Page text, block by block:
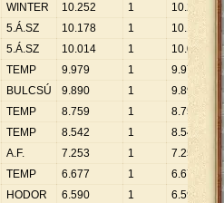
WINTER 10.252 1 10.252
5.Á.SZ 10.178 1 10. 178
5.Á.SZ 10.014 1 10.014
TEMP 9.979 1 9.979
BULCSÚ 9.890 1 9.890
TEMP 8.759 1 8.759
TEMP 8.542 1 8.542
A.F. 7.253 1 7.253
TEMP 6.677 1 6.677
HODOR 6.590 1 6.590